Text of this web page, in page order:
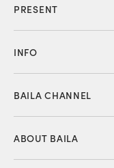
PRESENT
INFO
BAILA CHANNEL
ABOUT BAILA